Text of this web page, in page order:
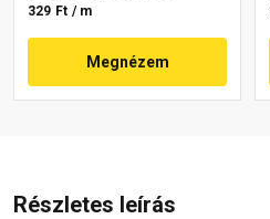
329 Ft / m
Megnézem
Részletes leírás